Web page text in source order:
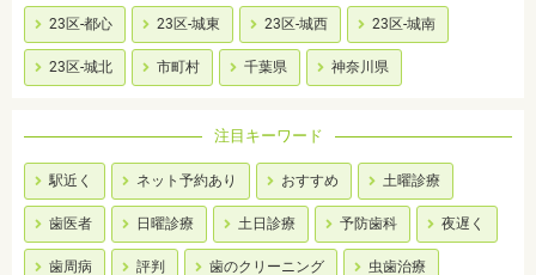
23区-都心 23区-城東 23区-城西 23区-城南
23区-城北 市町村 千葉県 神奈川県
注目キーワード
駅近く ネット予約あり おすすめ 土曜診療
歯医者 日曜診療 土日診療 予防歯科 夜遅く
歯周病 評判 歯のクリーニング 虫歯治療